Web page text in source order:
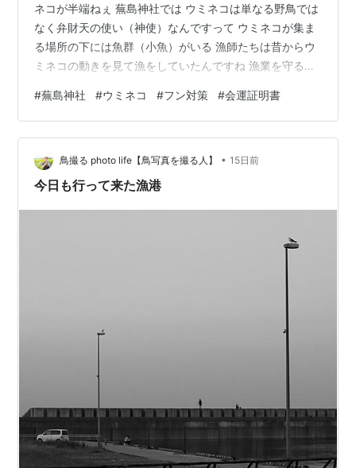
ネコが半端ねぇ 蕪島神社では ウミネコは単なる野鳥では
なく弁財天の使い（神使）なんですって ウミネコが集ま
る場所の下には魚群（小魚）がいる 漁師たちは昔からウ
ミネコの動きを見て漁をしていたんですね 漁業を守る貴
になったと言われている 人が大切に守ってきたことで ウ
ミネコ側も 「人間は自分たちを襲わない安全な存在」と
学習 人のすぐ足元で安心して子育てをする独特の環境に
ウミネコは普通、断崖絶壁などの人が近づけない場所に
巣を作るので 蕪島のように人里に近い場所に巣を作るの
#蕪島神社 #ウミネコ #フン対策 #会運証明書
鳥撮る photo life【鳥写真を撮る人】 • 15日前
今日も行って来た漁港